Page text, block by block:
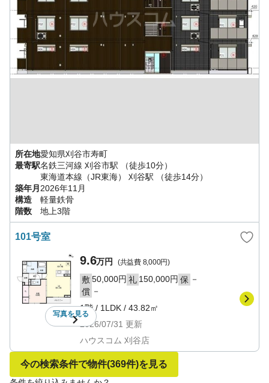
所在地愛知県刈谷市寿町
最寄駅名鉄三河線 刈谷市駅
（徒歩10分）
東海道本線（JR東海）
刈谷駅
（徒歩14分）
築年月2026年11月
構造
軽量鉄骨
階数
地上3階
101号室
写真を見る
9.6万円 (共益費 8,000円)
敷50,000円 礼 150,000円 保 －
償 －
1階/ 1LDK / 43.82㎡
2026/07/31 更新
ハウスコム 刈谷店
今の検索条件で物件(369件)を見る